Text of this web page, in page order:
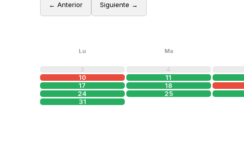
← Anterior Siguiente →
Lu Ma
3
4
10
11
17
18
24
25
31